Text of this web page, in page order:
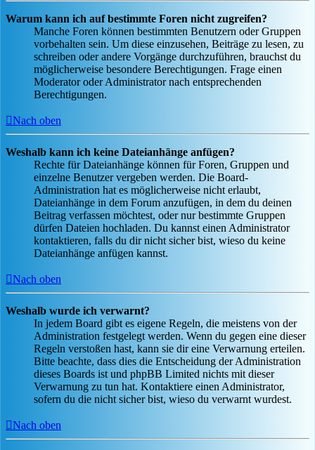
Warum kann ich auf bestimmte Foren nicht zugreifen?
Manche Foren können bestimmten Benutzern oder Gruppen
vorbehalten sein. Um diese einzusehen, Beiträge zu lesen, zu
schreiben oder andere Vorgänge durchzuführen, brauchst du
möglicherweise besondere Berechtigungen. Frage einen
Moderator oder Administrator nach entsprechenden
Berechtigungen.
Nach oben
Weshalb kann ich keine Dateianhänge anfügen?
Rechte für Dateianhänge können für Foren, Gruppen und
einzelne Benutzer vergeben werden. Die Board-
Administration hat es möglicherweise nicht erlaubt,
Dateianhänge in dem Forum anzufügen, in dem du deinen
Beitrag verfassen möchtest, oder nur bestimmte Gruppen
dürfen Dateien hochladen. Du kannst einen Administrator
kontaktieren, falls du dir nicht sicher bist, wieso du keine
Dateianhänge anfügen kannst.
Nach oben
Weshalb wurde ich verwarnt?
In jedem Board gibt es eigene Regeln, die meistens von der
Administration festgelegt werden. Wenn du gegen eine dieser
Regeln verstoßen hast, kann sie dir eine Verwarnung erteilen.
Bitte beachte, dass dies die Entscheidung der Administration
dieses Boards ist und phpBB Limited nichts mit dieser
Verwarnung zu tun hat. Kontaktiere einen Administrator,
sofern du die nicht sicher bist, wieso du verwarnt wurdest.
Nach oben